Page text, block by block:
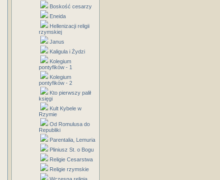
Boskość cesarzy
Eneida
Hellenizacji religii
rzymskiej
Janus
Kaligula i Żydzi
Kolegium
pontyfików - 1
Kolegium
pontyfików - 2
Kto pierwszy palił
księgi
Kult Kybele w
Rzymie
Od Romulusa do
Republiki
Parentalia, Lemuria
Pliniusz St. o Bogu
Religie Cesarstwa
Religie rzymskie